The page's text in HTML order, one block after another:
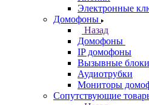
Электронные
Домофоны
Назад
Домофоны
IP домофоны
Вызывные блоки
Аудиотрубки
Мониторы
Сопутствующие